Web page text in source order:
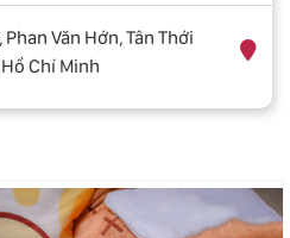
Văn Hớn, Tân Thới
Chí Minh